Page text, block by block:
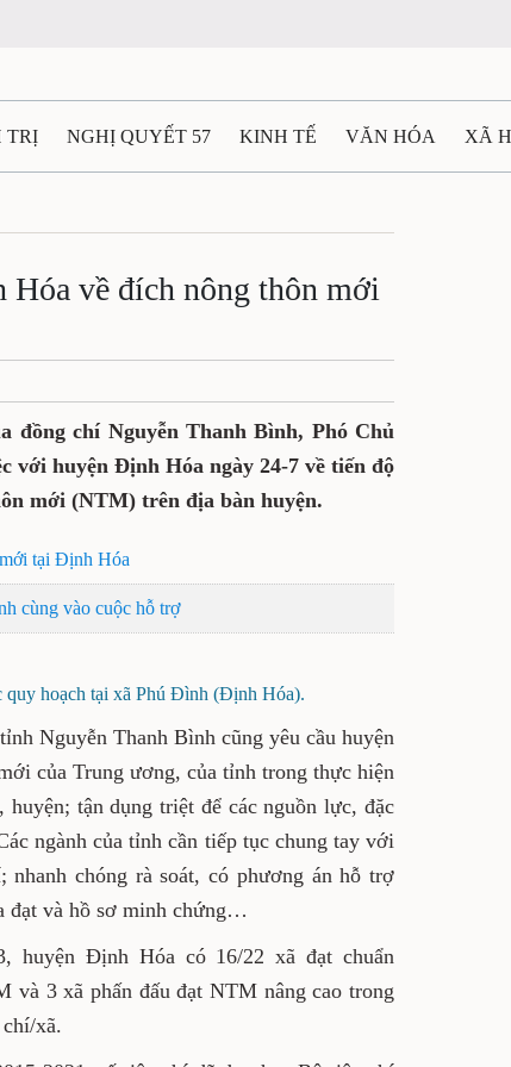
TRỊ NGHỊ QUYẾT 57 KINH TẾ VĂN HÓA XÃ
- MÔI TRƯỜNG THỂ THAO THÔNG TIN -
về đích nông thôn mới
đồng chí Nguyễn Thanh Bình, Phó Chủ
huyện Định Hóa ngày 24-7 về tiến độ
mới (NTM) trên địa bàn huyện.
tại Định Hóa
cùng vào cuộc hỗ trợ
quy hoạch tại xã Phú Đình (Định Hóa).
Nguyễn Thanh Bình cũng yêu cầu huyện
của Trung ương, của tỉnh trong thực hiện
tận dụng triệt để các nguồn lực, đặc
ngành của tỉnh cần tiếp tục chung tay với
chóng rà soát, có phương án hỗ trợ
đạt và hồ sơ minh chứng…
huyện Định Hóa có 16/22 xã đạt chuẩn
3 xã phấn đấu đạt NTM nâng cao trong
xã.